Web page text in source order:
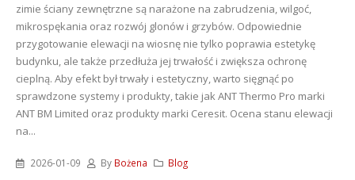
zimie ściany zewnętrzne są narażone na zabrudzenia, wilgoć,
mikrospękania oraz rozwój glonów i grzybów. Odpowiednie
przygotowanie elewacji na wiosnę nie tylko poprawia estetykę
budynku, ale także przedłuża jej trwałość i zwiększa ochronę
cieplną. Aby efekt był trwały i estetyczny, warto sięgnąć po
sprawdzone systemy i produkty, takie jak ANT Thermo Pro marki
ANT BM Limited oraz produkty marki Ceresit. Ocena stanu elewacji
na...
2026-01-09 By Bożena Blog